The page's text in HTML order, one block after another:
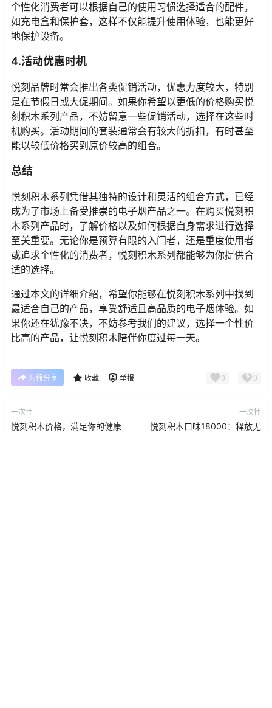
个性化消费者可以根据自己的使用习惯选择适合的配件，
如充电盒和保护套，这样不仅能提升使用体验，也能更好
地保护设备。
4.活动优惠时机
悦刻品牌时常会推出各类促销活动，优惠力度较大，特别
是在节假日或大促期间。如果你希望以更低的价格购买悦
刻积木系列产品，不妨留意一些促销活动，选择在这些时
机购买。活动期间的套装通常会有较大的折扣，有时甚至
能以较低价格买到原价较高的组合。
总结
悦刻积木系列凭借其独特的设计和灵活的组合方式，已经
成为了市场上备受推崇的电子烟产品之一。在购买悦刻积
木系列产品时，了解价格以及如何根据自身需求进行选择
至关重要。无论你是预算有限的入门者，还是重度使用者
或追求个性化的消费者，悦刻积木系列都能够为你提供合
适的选择。
通过本文的详细介绍，希望你能够在悦刻积木系列中找到
最适合自己的产品，享受舒适且高品质的电子烟体验。如
果你还在犹豫不决，不妨参考我们的建议，选择一个性价
比高的产品，让悦刻积木陪伴你度过每一天。
海报分享 收藏 举报 0 0
一次性
悦刻积木价格，满足你的健康
生活需求！
一次性
悦刻积木口味18000：释放无
尽的烟雾，畅享全新味觉体验